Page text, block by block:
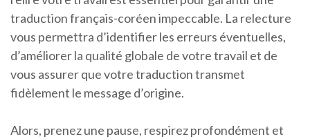
traduction français-coréen impeccable. La relecture
vous permettra d’identifier les erreurs éventuelles,
d’améliorer la qualité globale de votre travail et de
vous assurer que votre traduction transmet
fidèlement le message d’origine.
Alors, prenez une pause, respirez profondément et